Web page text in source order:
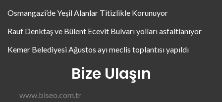
Osmangazi’de Yeşil Alanlar Titizlikle Korunuyor
Rauf Denktaş ve Bülent Ecevit Bulvarı yolları asfaltlanıyor
Kemer Belediyesi Ağustos ayı meclis toplantısı yapıldı
Bize Ulaşın
www.biseo.com.tr